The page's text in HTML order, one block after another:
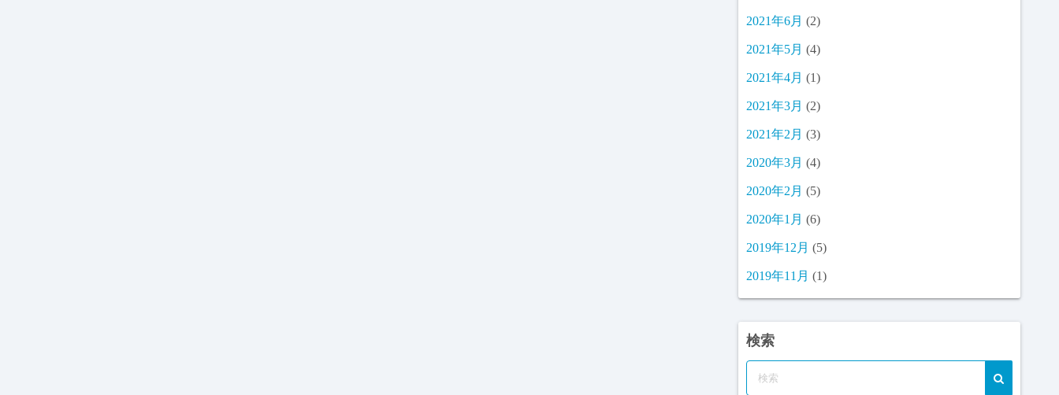
2021年6月 (2)
2021年5月 (4)
2021年4月 (1)
2021年3月 (2)
2021年2月 (3)
2020年3月 (4)
2020年2月 (5)
2020年1月 (6)
2019年12月 (5)
2019年11月 (1)
検索